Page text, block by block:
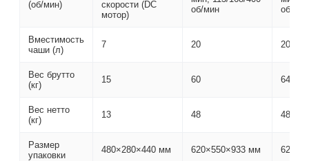
(об/мин)
скорости (DC
мотор)
об/мин
об/мин
Вместимость
чаши (л)
7 20 20
Вес брутто
(кг)
15 60 64
Вес нетто
(кг)
13 48 48
Размер
упаковки
480×280×440 мм 620×550×933 мм